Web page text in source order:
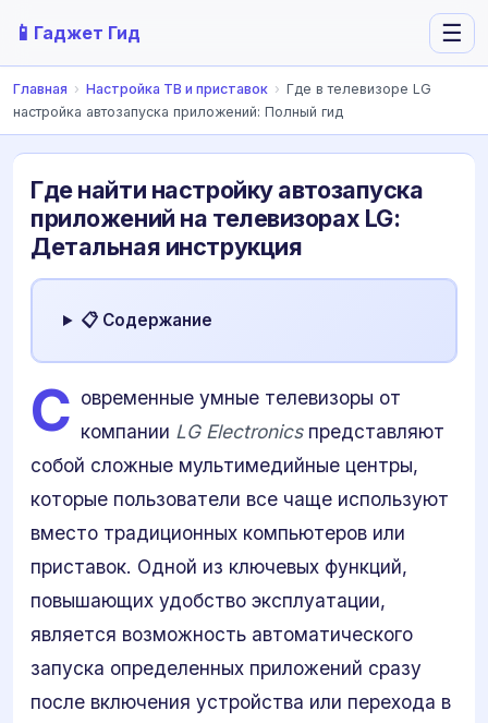
📱 Гаджет Гид ☰
Главная › Настройка ТВ и приставок › Где в телевизоре LG
настройка автозапуска приложений: Полный гид
Где найти настройку автозапуска
приложений на телевизорах LG:
Детальная инструкция
📋 Содержание
С овременные умные телевизоры от
компании LG Electronicsпредставляют
собой сложные мультимедийные центры,
которые пользователи все чаще используют
вместо традиционных компьютеров или
приставок. Одной из ключевых функций,
повышающих удобство эксплуатации,
является возможность автоматического
запуска определенных приложений сразу
после включения устройства или перехода в